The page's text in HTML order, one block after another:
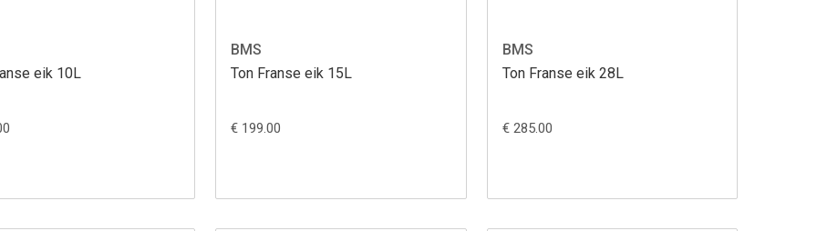
eik 10L
BMS
Ton Franse eik 15L
€ 199.00
BMS
Ton Franse eik 28L
€ 285.00